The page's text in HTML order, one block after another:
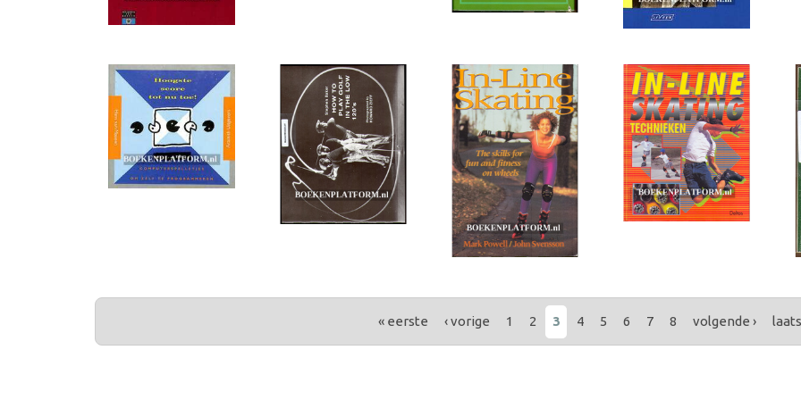
PAGINA'S « eerste ‹ vorige 1 2 3 4 5 6 7 8 volgende ›